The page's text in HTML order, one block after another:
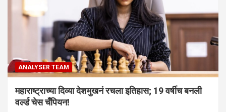
ANALYSER TEAM
महाराष्ट्राच्या दिव्या देशमुखनं रचला इतिहास; 19 वर्षीच बनली
वर्ल्ड चेस चँपियन!